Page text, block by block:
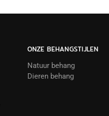
ONZE BEHANGSTIJLEN
Natuur behang
Dieren behang